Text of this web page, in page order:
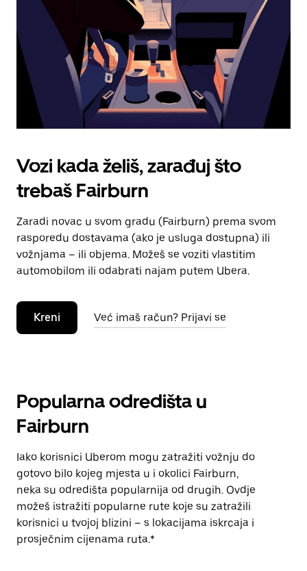
kalendara.
Vozi kada želiš, zarađuj što
trebaš Fairburn
Zaradi novac u svom gradu (Fairburn) prema svom
rasporedu dostavama (ako je usluga dostupna) ili
vožnjama – ili objema. Možeš se voziti vlastitim
automobilom ili odabrati najam putem Ubera.
Kreni Već imaš račun? Prijavi se
Popularna odredišta u
Fairburn
Iako korisnici Uberom mogu zatražiti vožnju do
gotovo bilo kojeg mjesta u i okolici Fairburn,
neka su odredišta popularnija od drugih. Ovdje
možeš istražiti popularne rute koje su zatražili
korisnici u tvojoj blizini – s lokacijama iskrcaja i
prosječnim cijenama ruta.*